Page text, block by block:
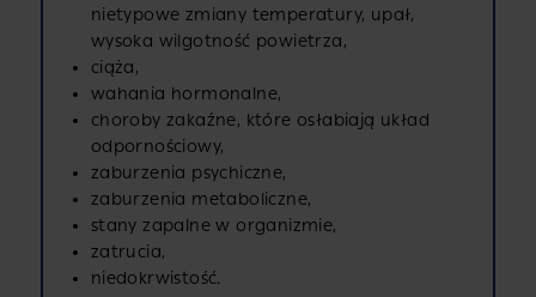
nietypowe zmiany temperatury, upał,
wysoka wilgotność powietrza,
ciąża,
wahania hormonalne,
choroby zakaźne, które osłabiają układ
odpornościowy,
zaburzenia psychiczne,
zaburzenia metaboliczne,
stany zapalne w organizmie,
zatrucia,
niedokrwistość.